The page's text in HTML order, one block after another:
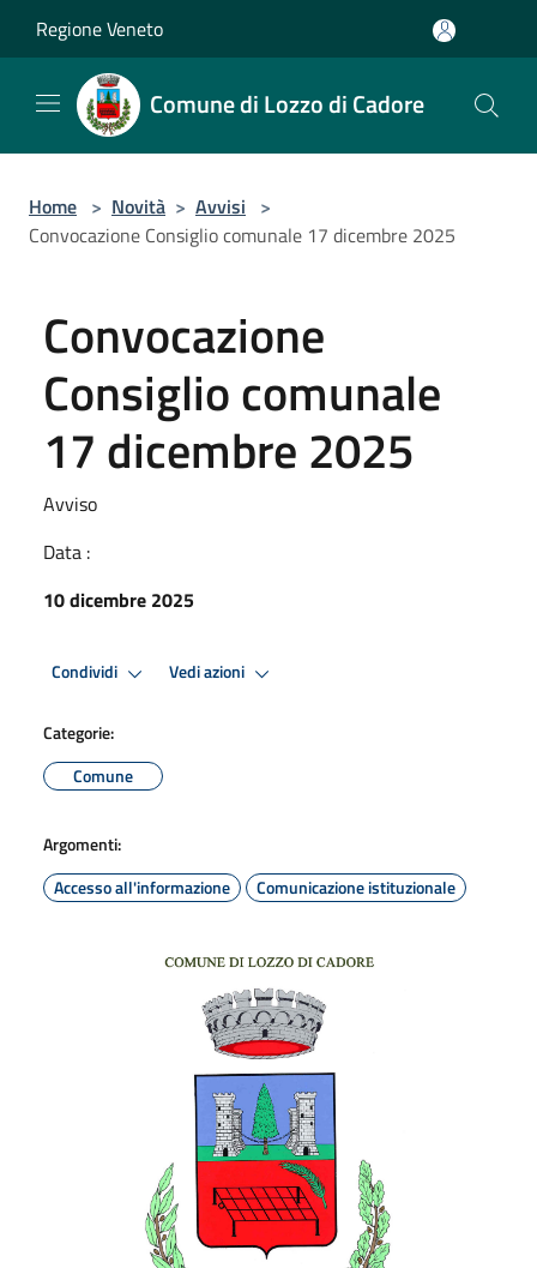
Regione Veneto
Comune di Lozzo di Cadore
Home > Novità > Avvisi >
Convocazione Consiglio comunale 17 dicembre 2025
Convocazione
Consiglio comunale
17 dicembre 2025
Avviso
Data :
10 dicembre 2025
Condividi Vedi azioni
Categorie:
Comune
Argomenti:
Accesso all'informazione
Comunicazione istituzionale